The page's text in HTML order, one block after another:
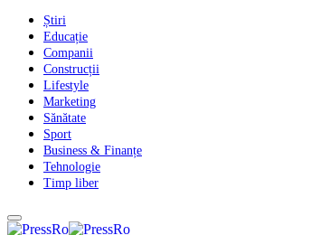
Știri
Educație
Companii
Construcții
Lifestyle
Marketing
Sănătate
Sport
Business & Finanțe
Tehnologie
Timp liber